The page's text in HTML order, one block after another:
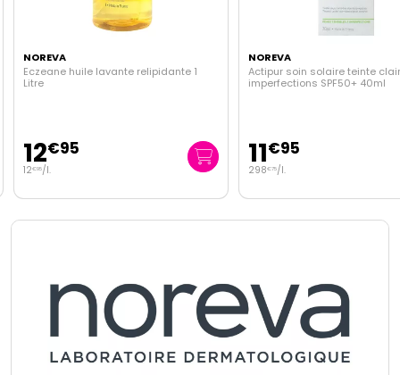
NOREVA
Eczeane huile lavante relipidante 1
Litre
12€95
12€95/l.
NOREVA
Actipur soin solaire teinte
imperfections SPF50+ 40ml
11€95
298€75/l.